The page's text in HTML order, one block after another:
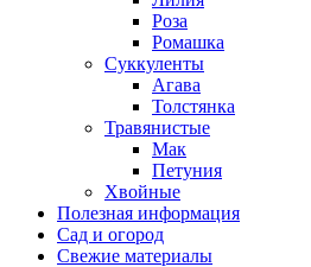
Роза
Ромашка
Суккуленты
Агава
Толстянка
Травянистые
Мак
Петуния
Хвойные
Полезная информация
Сад и огород
Свежие материалы